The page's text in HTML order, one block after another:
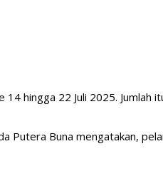
hingga 22 Juli 2025. Jumlah
Putera Buna mengatakan,